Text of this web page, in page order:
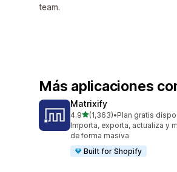
team.
Más aplicaciones
Matrixify
4.9de 5 estrellas
(1,363)
1363 reseñas en total
•Plan gratis
Importa, exporta, actualiza y
de forma masiva
Built for Shopify